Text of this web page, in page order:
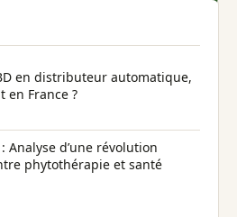
en distributeur automatique,
France ?
Analyse d’une révolution
phytothérapie et santé